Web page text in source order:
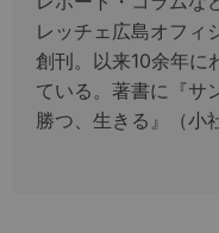
レッチェ広島オフィ
創刊。以来10余年に
ている。著書に『サ
勝つ、生きる』（小